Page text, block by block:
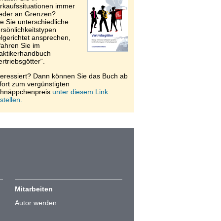
immer
an Grenzen?
Sie unterschiedliche
ansprechen,
Sie im
Dann können Sie das Buch ab
zum vergünstigten
unter diesem Link
Mitarbeiten
Autor werden